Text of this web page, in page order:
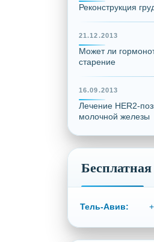
Реконструкция
21.12.2013
Может ли
старение
16.09.2013
Лечение HER2-
молочной железы
Тель-Авив: